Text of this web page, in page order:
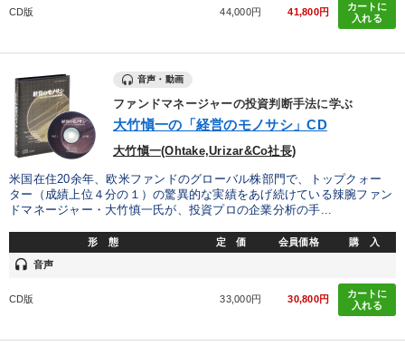
CD版 44,000円 41,800円
カートに
入れる
音声・動画
ファンドマネージャーの投資判断手法に学ぶ
大竹愼一の「経営のモノサシ」CD
大竹愼一(Ohtake,Urizar&Co社長)
米国在住20余年、欧米ファンドのグローバル株部門で、トップクォー
ター（成績上位４分の１）の驚異的な実績をあげ続けている辣腕ファン
ドマネージャー・大竹慎一氏が、投資プロの企業分析の手...
形 態 定 価 会員価格 購 入
headset 音声
CD版 33,000円 30,800円
カートに
入れる